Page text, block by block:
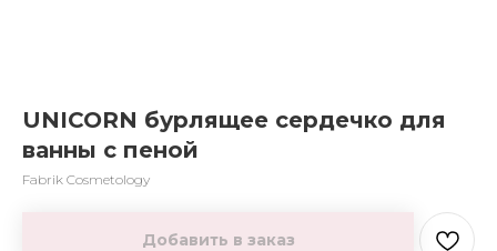
UNICORN бурлящее сердечко для
ванны с пеной
Fabrik Cosmetology
Добавить в заказ